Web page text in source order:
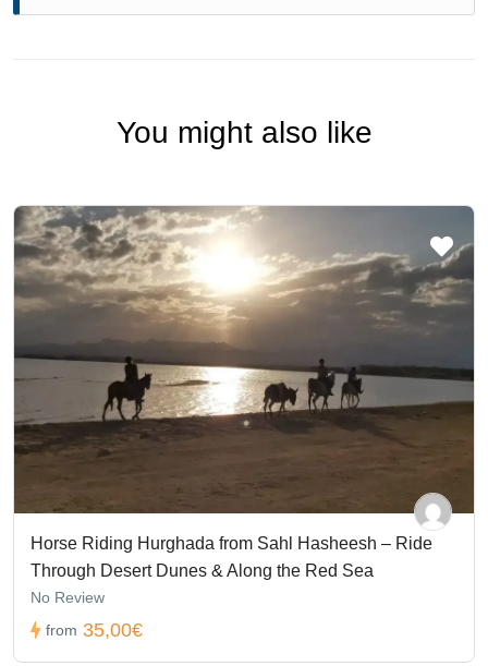
You might also like
Horse Riding Hurghada from Sahl Hasheesh – Ride
Through Desert Dunes & Along the Red Sea
No Review
from 35,00€